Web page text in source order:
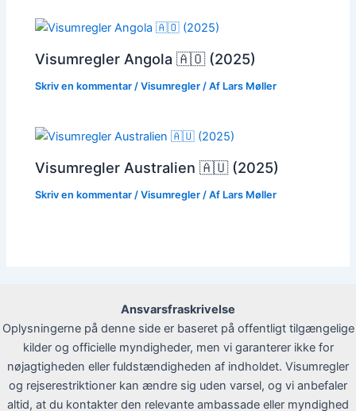
Visumregler Angola 🇦🇴 (2025)
Skriv en kommentar /Visumregler / Af Lars Møller
Visumregler Australien 🇦🇺 (2025)
Skriv en kommentar /Visumregler / Af Lars Møller
Ansvarsfraskrivelse
Oplysningerne på denne side er baseret på offentligt tilgængelige
kilder og officielle myndigheder, men vi garanterer ikke for
nøjagtigheden eller fuldstændigheden af indholdet. Visumregler
og rejserestriktioner kan ændre sig uden varsel, og vi anbefaler
altid, at du kontakter den relevante ambassade eller myndighed